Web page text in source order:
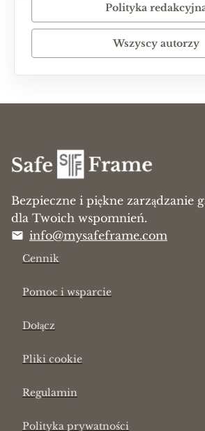
Polityka
Wszyscy autorzy
Bezpieczne i piękne zarządzanie
dla Twoich wspomnień.
info@mysafeframe.com
Cennik
Pomoc i wsparcie
Dołącz
Pliki cookie
Regulamin
Polityka prywatności